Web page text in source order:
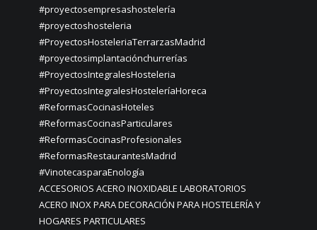
#proyectosempresashostelería
#proyectoshosteleria
#ProyectosHosteleriaTerrarzasMadrid
#proyectosimplantaciónchurrerías
#ProyectosIntegralesHosteleria
#ProyectosIntegralesHosteleríaHoreca
#ReformasCocinasHoteles
#ReformasCocinasParticulares
#ReformasCocinasProfesionales
#ReformasRestaurantesMadrid
#VinotecasparaEnología
ACCESORIOS ACERO INOXIDABLE LABORATORIOS
ACERO INOX PARA DECORACIÓN PARA HOSTELERÍA Y
HOGARES PARTICULARES